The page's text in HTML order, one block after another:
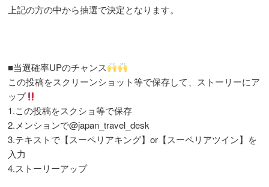
上記の方の中から抽選で決定となります。
■当選確率UPのチャンス
この投稿をスクリーンショット等で保存して、ストーリーにア
ップ
1.この投稿をスクショ等で保存
2.メンションで@japan_travel_desk
3.テキストで【スーペリアキング】or【スーペリアツイン】を
入力
4.ストーリーアップ